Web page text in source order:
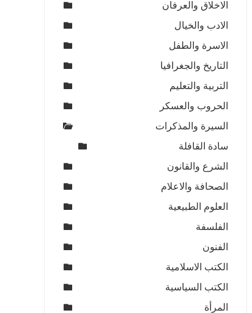
الاخلاق والعرفان
الادب والخيال
الاسرة والطفل
التاريخ والجغرافيا
التربية والتعليم
الحروب والعسكر
السيرة والمذكرات
سادة القافلة
الشرع والقانون
الصحافة والاعلام
العلوم الطبيعية
الفلسفة
الفنون
الكتب الاسلامية
الكتب السياسية
المرأة